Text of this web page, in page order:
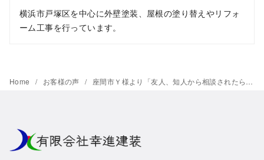
横浜市戸塚区を中心に外壁塗装、屋根の塗り替えやリフォ
ーム工事を行っています。
Home お客様の声 座間市Ｙ様より「友人、知人から相談されたら絶対にすすめます」